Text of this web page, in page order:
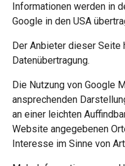
Informationen werden in
Google in den USA
Der Anbieter dieser Seite
Datenübertragung.
Die Nutzung von Google
ansprechenden
an einer leichten
Website angegebenen
Interesse im Sinne von